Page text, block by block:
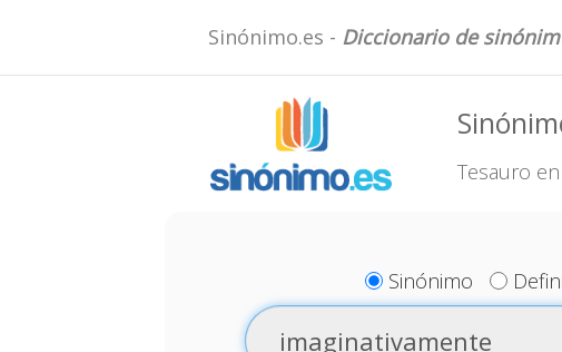
Sinónimo.es - Diccionario de
Tesauro
Sinónimo